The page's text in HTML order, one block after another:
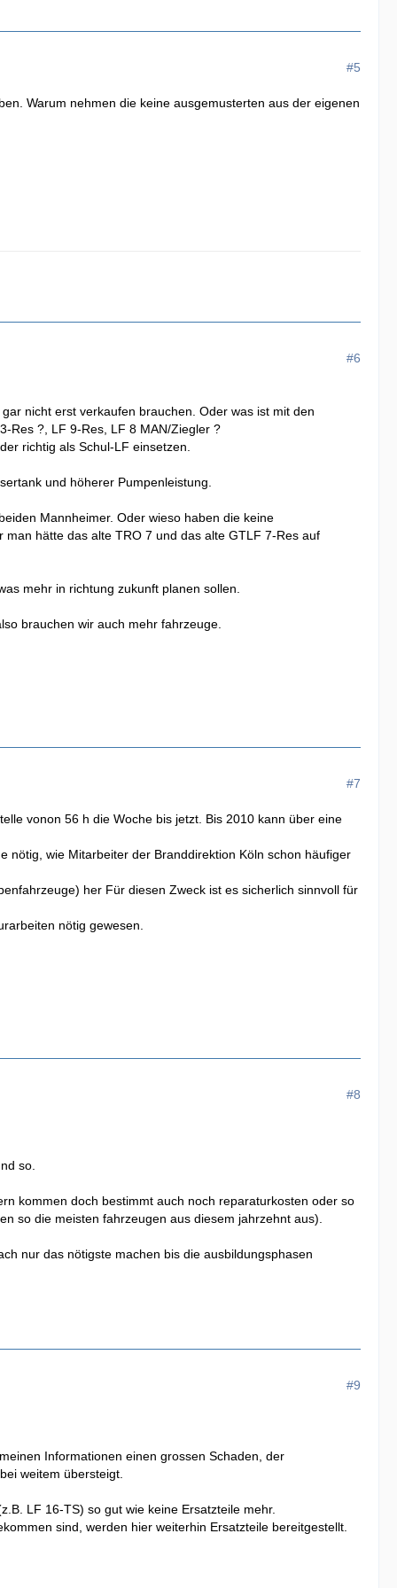
#5
Warum nehmen die keine ausgemusterten aus der eigenen
#6
nicht erst verkaufen brauchen. Oder was ist mit den
Res ?, LF 9-Res, LF 8 MAN/Ziegler ?
richtig als Schul-LF einsetzen.
und höherer Pumpenleistung.
Mannheimer. Oder wieso haben die keine
hätte das alte TRO 7 und das alte GTLF 7-Res auf
mehr in richtung zukunft planen sollen.
brauchen wir auch mehr fahrzeuge.
#7
vonon 56 h die Woche bis jetzt. Bis 2010 kann über eine
nötig, wie Mitarbeiter der Branddirektion Köln schon häufiger
her Für diesen Zweck ist es sicherlich sinnvoll für
nötig gewesen.
#8
so.
kommen doch bestimmt auch noch reparaturkosten oder so
so die meisten fahrzeugen aus diesem jahrzehnt aus).
nur das nötigste machen bis die ausbildungsphasen
#9
Informationen einen grossen Schaden, der
weitem übersteigt.
LF 16-TS) so gut wie keine Ersatzteile mehr.
sind, werden hier weiterhin Ersatzteile bereitgestellt.